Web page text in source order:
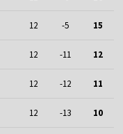
12 -5 15
12 -11 12
12 -12 11
12 -13 10